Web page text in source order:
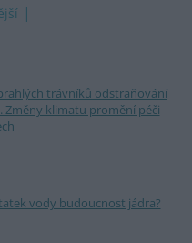
trávníků odstraňování
Změny klimatu promění péči
vody budoucnost jádra?